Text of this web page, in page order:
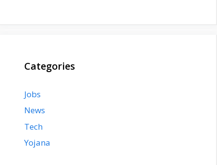
Categories
Jobs
News
Tech
Yojana